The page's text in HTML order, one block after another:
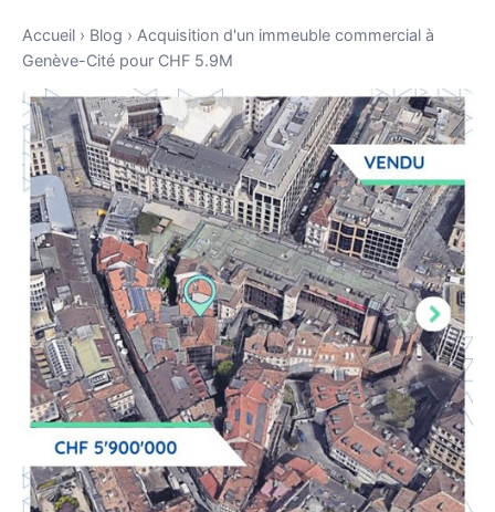
Accueil › Blog › Acquisition d'un immeuble commercial à
Genève-Cité pour CHF 5.9M